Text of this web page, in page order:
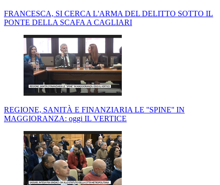
FRANCESCA, SI CERCA L'ARMA DEL DELITTO SOTTO IL
PONTE DELLA SCAFA A CAGLIARI
REGIONE, SANITÀ E FINANZIARIA LE ''SPINE'' IN
MAGGIORANZA: oggi IL VERTICE